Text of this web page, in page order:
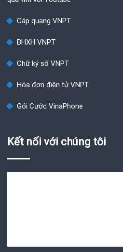
Cáp quang VNPT
BHXH VNPT
Chữ ký số VNPT
Hóa đơn điện tử VNPT
Gói Cước VinaPhone
Kết nối với chúng tôi